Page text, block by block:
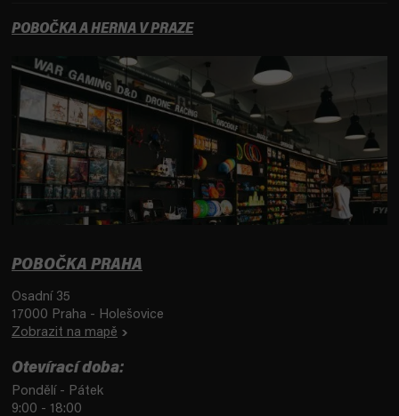
POBOČKA A HERNA V PRAZE
POBOČKA PRAHA
Osadní 35
17000 Praha - Holešovice
Zobrazit na mapě
Otevírací doba:
Pondělí - Pátek
9:00 - 18:00